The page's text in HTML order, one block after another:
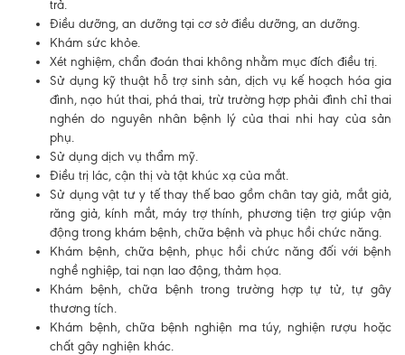
TRANG CHỦ
Quy trình khám bệnh tại Dr. Binh
Quy trình khám BHYT
Hồ sơ năng lực phòng khám
TIN TỨC
Thông tin y tế
Tin Ưu đãi
Tin sự kiện
Báo chí nói về chúng tôi
trả.
Điều dưỡng, an dưỡng tại cơ sở điều dưỡng, an dưỡng.
Khám sức khỏe.
Xét nghiệm, chẩn đoán thai không nhằm mục đích điều trị.
Sử dụng kỹ thuật hỗ trợ sinh sản, dịch vụ kế hoạch hóa gia
đình, nạo hút thai, phá thai, trừ trường hợp phải đình chỉ thai
nghén do nguyên nhân bệnh lý của thai nhi hay của sản
phụ.
Sử dụng dịch vụ thẩm mỹ.
Điều trị lác, cận thị và tật khúc xạ của mắt.
Sử dụng vật tư y tế thay thế bao gồm chân tay giả, mắt giả,
răng giả, kính mắt, máy trợ thính, phương tiện trợ giúp vận
động trong khám bệnh, chữa bệnh và phục hồi chức năng.
Khám bệnh, chữa bệnh, phục hồi chức năng đối với bệnh
nghề nghiệp, tai nạn lao động, thảm họa.
Khám bệnh, chữa bệnh trong trường hợp tự tử, tự gây
thương tích.
Khám bệnh, chữa bệnh nghiện ma túy, nghiện rượu hoặc
chất gây nghiện khác.